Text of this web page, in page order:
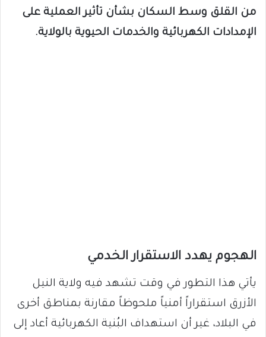
من القلق وسط السكان بشأن تأثير العملية على
الإمدادات الكهربائية والخدمات الحيوية بالولاية.
الهجوم يهدد الاستقرار الخدمي
يأتي هذا التطور في وقت تشهد فيه ولاية النيل
الأزرق استقراراً أمنياً ملحوظاً مقارنة بمناطق أخرى
في البلاد، غير أن استهداف البُنية الكهربائية أعاد إلى